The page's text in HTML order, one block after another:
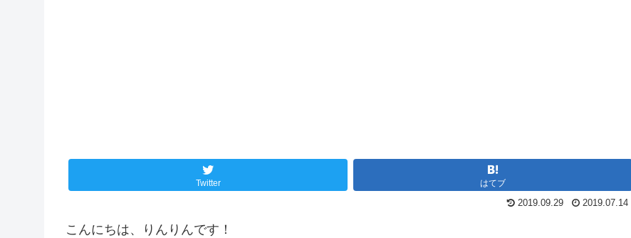
Twitter はてブ
2019.09.29 2019.07.14
こんにちは、りんりんです！